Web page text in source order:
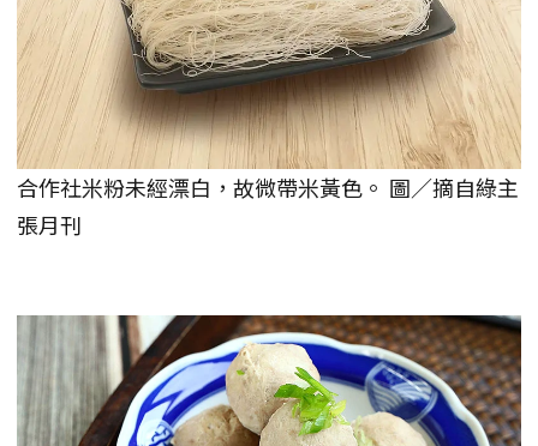
合作社米粉未經漂白，故微帶米黃色。 圖／摘自綠主
張月刊